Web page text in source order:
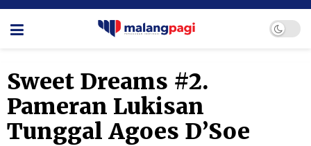
Sweet Dreams #2.
Pameran Lukisan
Tunggal Agoes D’Soe